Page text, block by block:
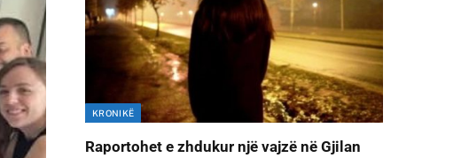
KRONIKË
Raportohet e zhdukur një vajzë në Gjilan